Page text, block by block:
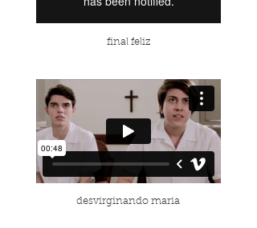
final feliz
desvirginando maria